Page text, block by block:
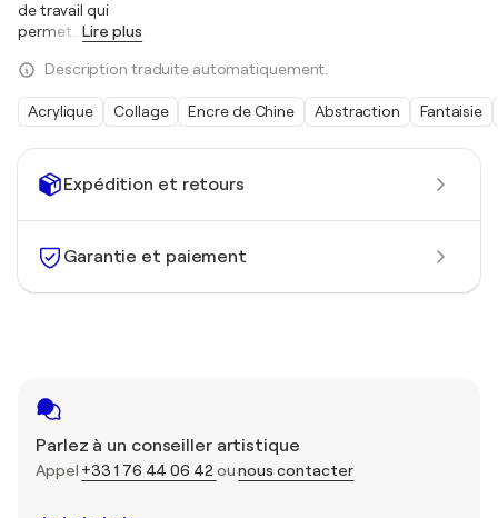
Expédition et retours
Garantie et paiement
Parlez à un conseiller artistique
Appel +33 1 76 44 06 42 ounous contacter
de travail qui
permet
Lire plus
Description traduite automatiquement.
Acrylique Collage Encre de Chine Abstraction Fantaisie